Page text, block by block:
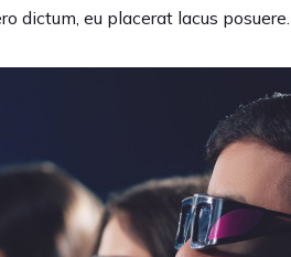
dictum, eu placerat lacus posuere.